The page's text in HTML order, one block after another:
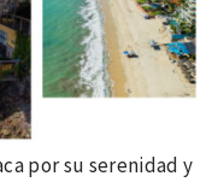
por su serenidad y